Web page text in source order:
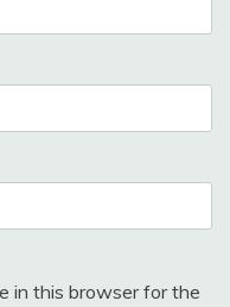
in this browser for the